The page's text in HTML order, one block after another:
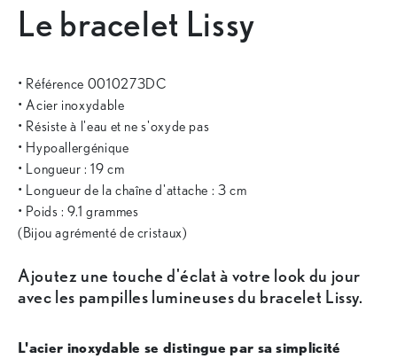
Le bracelet Lissy
• Référence 0010273DC
• Acier inoxydable
• Résiste à l'eau et ne s'oxyde pas
• Hypoallergénique
• Longueur : 19 cm
• Longueur de la chaîne d'attache : 3 cm
• Poids : 9.1 grammes
(Bijou agrémenté de cristaux)
Ajoutez une touche d'éclat à votre look du jour
avec les pampilles lumineuses du bracelet Lissy.
L'acier inoxydable se distingue par sa simplicité